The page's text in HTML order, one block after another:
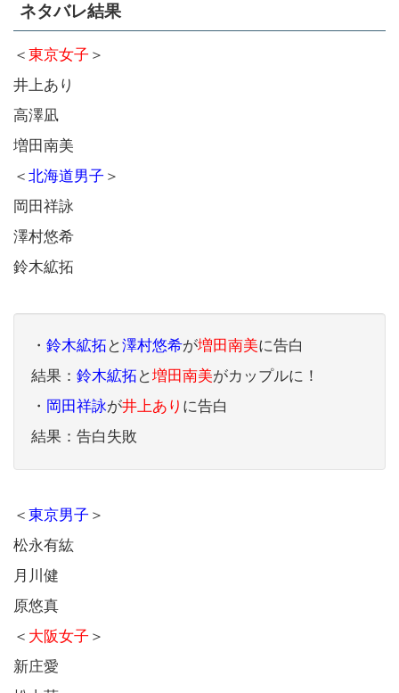
ネタバレ結果
＜ 東京女子 ＞
井上あり
高澤凪
増田南美
＜ 北海道男子 ＞
岡田祥詠
澤村悠希
鈴木絋拓
・ 鈴木絋拓 と澤村悠希が増田南美に告白
結果： 鈴木絋拓 と増田南美がカップルに！
・ 岡田祥詠が井上あり に告白
結果：告白失敗
＜ 東京男子 ＞
松永有紘
月川健
原悠真
＜ 大阪女子 ＞
新庄愛